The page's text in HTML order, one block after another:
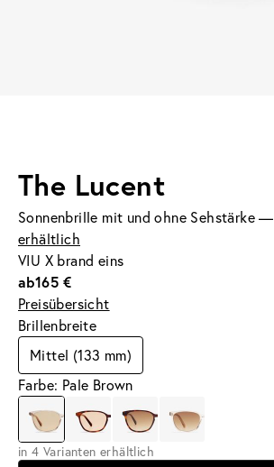
The Lucent
Sonnenbrille mit und ohne Sehstärke
erhältlich
VIU X brand eins
ab165 €
Preisübersicht
Brillenbreite
Mittel (133 mm)
Farbe: Pale Brown
in 4 Varianten erhältlich